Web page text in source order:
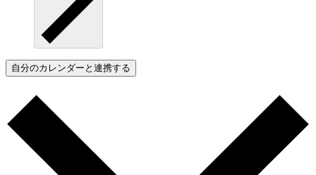
自分のカレンダーと連携する